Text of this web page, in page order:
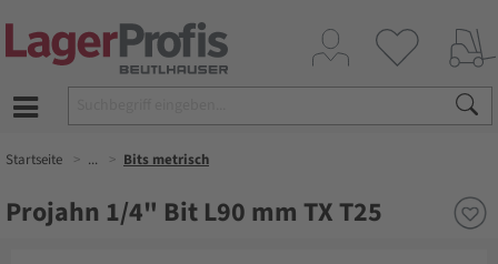
Startseite ... Bits metrisch
Projahn 1/4" Bit L90 mm TX T25